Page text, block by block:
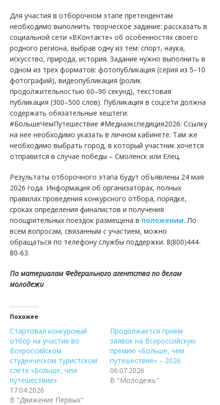
Для участия в отборочном этапе претендентам
необходимо выполнить творческое задание: рассказать в
социальной сети «ВКонтакте» об особенностях своего
родного региона, выбрав одну из тем: спорт, наука,
искусство, природа, история. Задание нужно выполнить в
одном из трех форматов: фотопубликация (серия из 5–10
фотографий), видеопубликация (ролик
продолжительностью 60–90 секунд), текстовая
публикация (300–500 слов). Публикация в соцсети должна
содержать обязательные хештеги:
#БольшеЧемПутешествие #Медиаэкспедиция2026. Ссылку
на нее необходимо указать в личном кабинете. Там же
необходимо выбрать город, в который участник хочется
отправится в случае победы – Смоленск или Елец.
Результаты отборочного этапа будут объявлены 24 мая
2026 года. Информация об организаторах, полных
правилах проведения конкурсного отбора, порядке,
сроках определения финалистов и получения
поощрительных поездок размещена в положении. По
всем вопросам, связанным с участием, можно
обращаться по телефону службы поддержки: 8(800)444-
80-63.
По материалам Федерального агентства по делам
молодежи
Похожее
Стартовал конкурсный
отбор на участие во
Всероссийском
студенческом туристском
слёте «Больше, чем
путешествие»
17.04.2026
В "Движение Первых"
Продолжается приём
заявок на Всероссийскую
премию «Больше, чем
путешествие» – 2026
06.07.2026
В "Молодежь"